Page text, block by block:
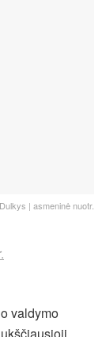
| asmeninė nuotr.
valdymo